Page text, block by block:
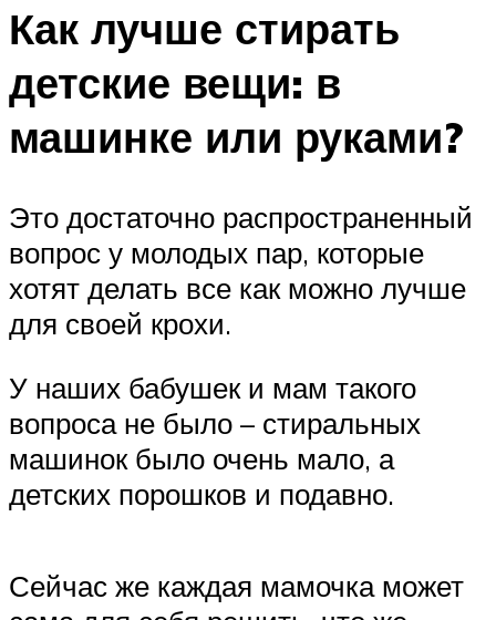
Как лучше стирать
детские вещи: в
машинке или руками?
Это достаточно распространенный
вопрос у молодых пар, которые
хотят делать все как можно лучше
для своей крохи.
У наших бабушек и мам такого
вопроса не было – стиральных
машинок было очень мало, а
детских порошков и подавно.
Сейчас же каждая мамочка может